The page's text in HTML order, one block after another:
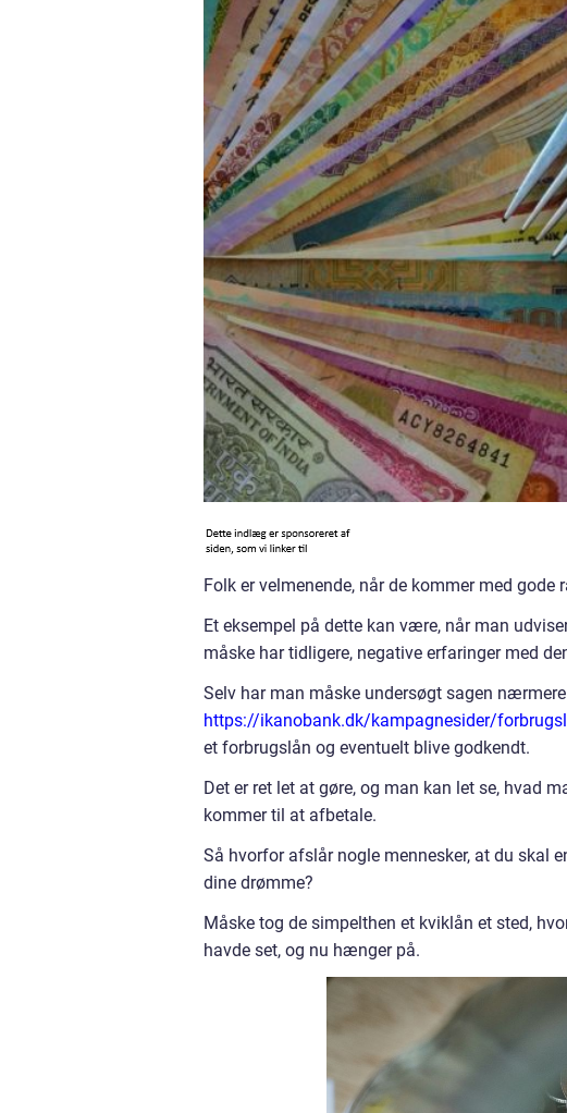
Folk er velmenende, når de kommer med gode
Et eksempel på dette kan være, når man
måske har tidligere, negative erfaringer med
Selv har man måske undersøgt sagen
https://ikanobank.dk/kampagnesider/
et forbrugslån og eventuelt blive godkendt.
Det er ret let at gøre, og man kan let se, hvad
kommer til at afbetale.
Så hvorfor afslår nogle mennesker, at du skal
dine drømme?
Måske tog de simpelthen et kviklån et sted,
havde set, og nu hænger på.